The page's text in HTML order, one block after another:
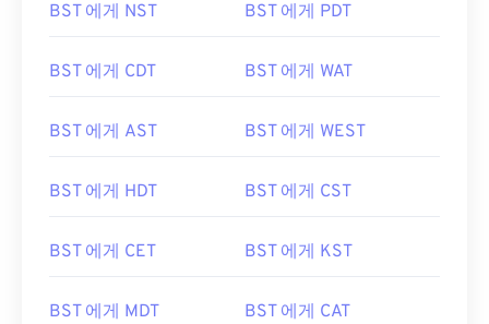
BST 에게 NST BST 에게 PDT
BST 에게 CDT BST 에게 WAT
BST 에게 AST BST 에게 WEST
BST 에게 HDT BST 에게 CST
BST 에게 CET BST 에게 KST
BST 에게 MDT BST 에게 CAT